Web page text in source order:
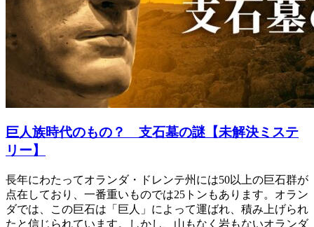
巨人族時代のもの？ 支石墓の謎【未解決ミステ
リー】
長年にわたってオランダ・ドレンテ州には50以上の巨石群が
点在しており、一番重いものでは25トンもあります。オラン
ダでは、この巨石は「巨人」によって運ばれ、積み上げられ
たと信じられています。しかし、山もなく岩もないオランダ